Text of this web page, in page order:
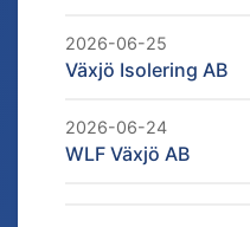
2026-06-25
Växjö Isolering AB
2026-06-24
WLF Växjö AB